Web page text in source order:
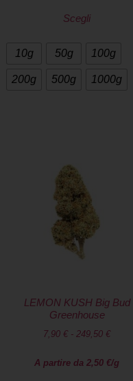
Scegli
10g 50g 100g
200g 500g 1000g
LEMON KUSH Big Bud
Greenhouse
7,90 € - 249,50 €
A partire da 2,50 €/g